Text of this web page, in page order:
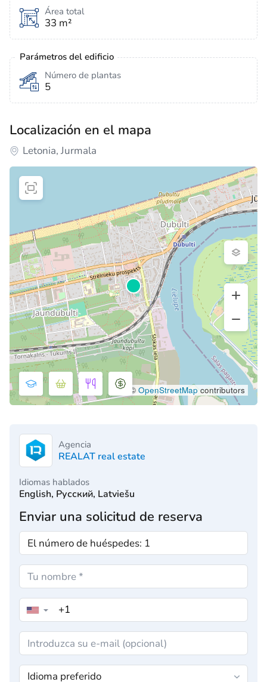
Área total
33 m²
Parámetros del edificio
Número de plantas
5
Localización en el mapa
Letonia, Jurmala
© OpenStreetMap contributors
Agencia
REALAT real estate
Idiomas hablados
English, Русский, Latviešu
Enviar una solicitud de reserva
▼